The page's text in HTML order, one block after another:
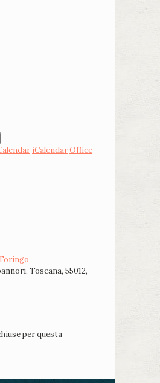
iCalendarOffice
Toscana, 55012,
per questa